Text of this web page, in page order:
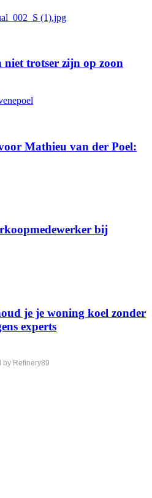
niet trotser zijn op zoon
Mathieu van der Poel:
bij
je je woning koel zonder
experts
by Refinery89